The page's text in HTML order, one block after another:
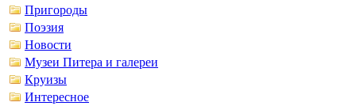
Пригороды
Поэзия
Новости
Музеи Питера и галереи
Круизы
Интересное